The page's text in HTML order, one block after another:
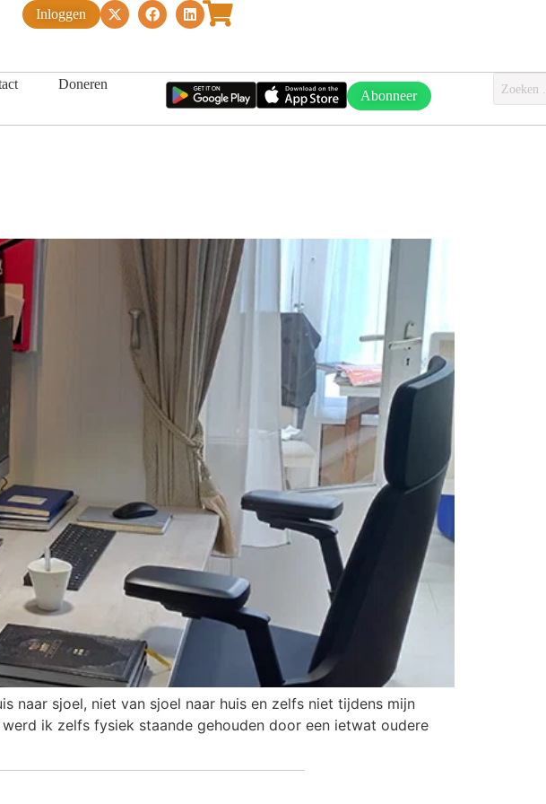
Inloggen
Doneren
Abonneer
naar sjoel, niet van sjoel naar huis en zelfs niet tijdens mijn
ik zelfs fysiek staande gehouden door een ietwat oudere